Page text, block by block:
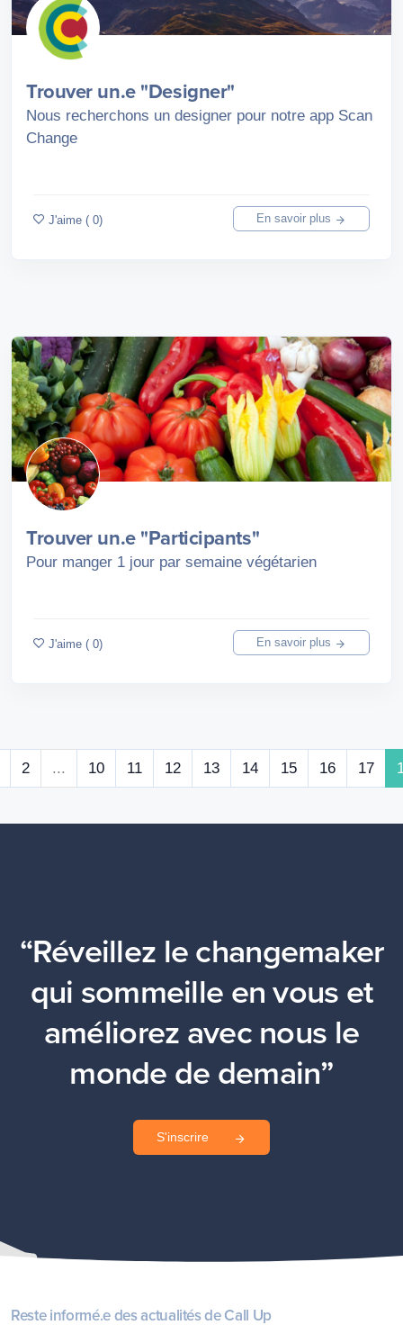
Trouver un.e "Designer"
Nous recherchons un designer pour notre app Scan
Change
J'aime ( 0) En savoir plus
Trouver un.e "Participants"
Pour manger 1 jour par semaine végétarien
J'aime ( 0) En savoir plus
2 ... 10 11 12 13 14 15 16 17
“Réveillez le changemaker
qui sommeille en vous et
améliorez avec nous le
monde de demain”
S'inscrire
Reste informé.e des actualités de Call Up